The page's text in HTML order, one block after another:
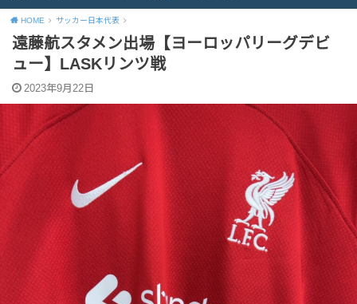
HOME サッカー日本代表
遠藤航スタメン出場【ヨーロッパリーグデビ
ュー】LASKリンツ戦
2023年9月22日